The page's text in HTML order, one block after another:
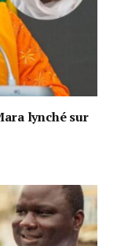
lynché sur